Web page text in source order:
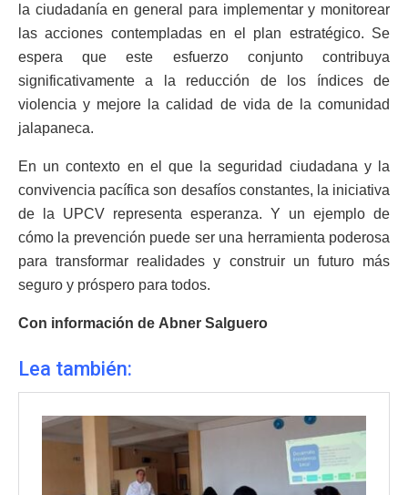
la ciudadanía en general para implementar y monitorear
las acciones contempladas en el plan estratégico. Se
espera que este esfuerzo conjunto contribuya
significativamente a la reducción de los índices de
violencia y mejore la calidad de vida de la comunidad
jalapaneca.
En un contexto en el que la seguridad ciudadana y la
convivencia pacífica son desafíos constantes, la iniciativa
de la UPCV representa esperanza. Y un ejemplo de
cómo la prevención puede ser una herramienta poderosa
para transformar realidades y construir un futuro más
seguro y próspero para todos.
Con información de Abner Salguero
Lea también: